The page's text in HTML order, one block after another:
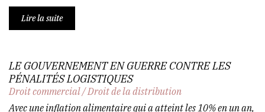
Lire la suite
LE GOUVERNEMENT EN GUERRE CONTRE LES
PÉNALITÉS LOGISTIQUES
Droit commercial/Droit de la distribution
Avec une inflation alimentaire qui a atteint les 10% en un an,